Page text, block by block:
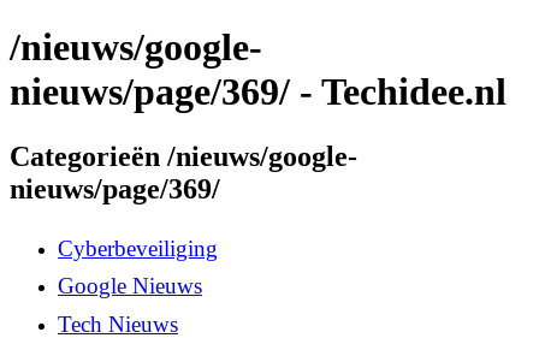
/nieuws/google-
nieuws/page/369/ - Techidee.nl
Categorieën /nieuws/google-
nieuws/page/369/
Cyberbeveiliging
Google Nieuws
Tech Nieuws